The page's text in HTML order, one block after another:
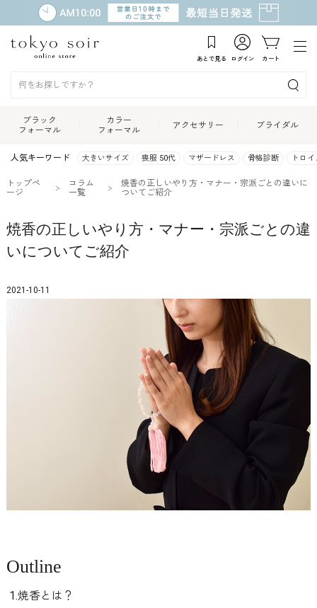
あとで見る ログイン カート
ブラック
フォーマル
カラー
フォーマル
アクセサリー ブライダル
人気キーワード 大きいサイズ 喪服 50代 マザードレス 骨格診断 トロ
トップペ
ージ
コラム
一覧
焼香の正しいやり方・マナー・宗派ごとの違いに
ついてご紹介
焼香の正しいやり方・マナー・宗派ごとの違
いについてご紹介
2021-10-11
Outline
1.焼香とは？